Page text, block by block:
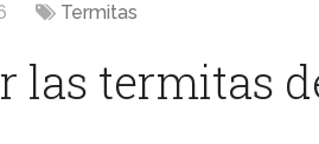
Termitas
las termitas